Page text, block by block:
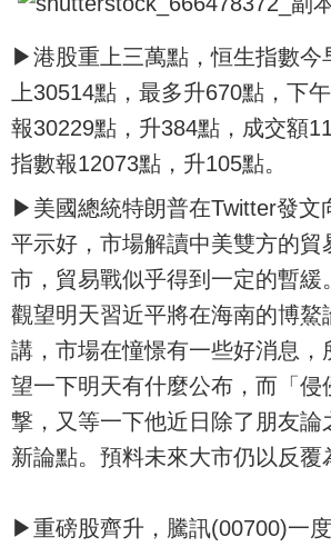
▶港股重上三萬點，恒生指數今
上30514點，最多升670點，下
報30229點，升384點，成交額
指數報12073點，升105點。
▶美國總統特朗普在Twitter發文
平示好，市場解讀中美雙方的貿
市，貿易戰似乎得到一定的暫緩
觀望明天習近平將在海南的博鰲
講，市場在憧憬有一些好消息，
望一下明天有什麼公布，而「侵
撃，又等一下他近日除了朋友論
新論點。預料未來大市仍以反覆
▶重磅股齊升，騰訊(00700)一